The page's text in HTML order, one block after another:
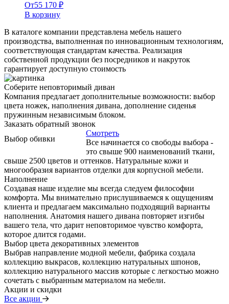
От55 170 ₽
В корзину
В каталоге компании представлена мебель нашего
производства, выполненная по инновационным технологиям,
соответствующая стандартам качества. Реализация
собственной продукции без посредников и накруток
гарантирует доступную стоимость
Соберите неповторимый диван
Компания предлагает дополнительные возможности: выбор
цвета ножек, наполнения дивана, дополнение сиденья
пружинным независимым блоком.
Заказать обратный звонок
Выбор обивки
Смотреть
Все начинается со свободы выбора -
это свыше 900 наименований ткани,
свыше 2500 цветов и оттенков. Натуральные кожи и
многообразия вариантов отделки для корпусной мебели.
Наполнение
Создавая наше изделие мы всегда следуем философии
комфорта. Мы внимательно прислушиваемся к ощущениям
клиента и предлагаем максимально подходящий варианты
наполнения. Анатомия нашего дивана повторяет изгибы
вашего тела, что дарит неповторимое чувство комфорта,
которое длится годами.
Выбор цвета декоративных элементов
Выбрав направление модной мебели, фабрика создала
коллекцию выкрасов, коллекцию натуральных шпонов,
коллекцию натурального массив которые с легкостью можно
сочетать с выбранным материалом на мебели.
Акции и скидки
Все акции